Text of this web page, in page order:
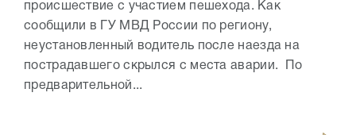
происшествие с участием пешехода. Как
сообщили в ГУ МВД России по региону,
неустановленный водитель после наезда на
пострадавшего скрылся с места аварии. По
предварительной...